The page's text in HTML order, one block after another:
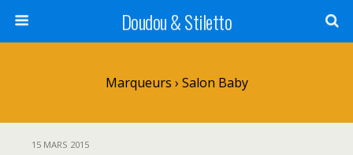
Doudou & Stiletto
Marqueurs › Salon Baby
15 MARS 2015